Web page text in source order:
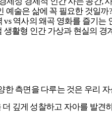
한 측면을 다루는 것은 우리
더 깊게 성찰하고 자아를 발견